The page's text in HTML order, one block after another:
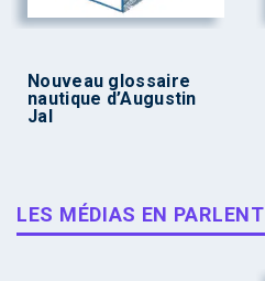
Nouveau glossaire
nautique d’Augustin
Jal
LES MÉDIAS EN PARLENT